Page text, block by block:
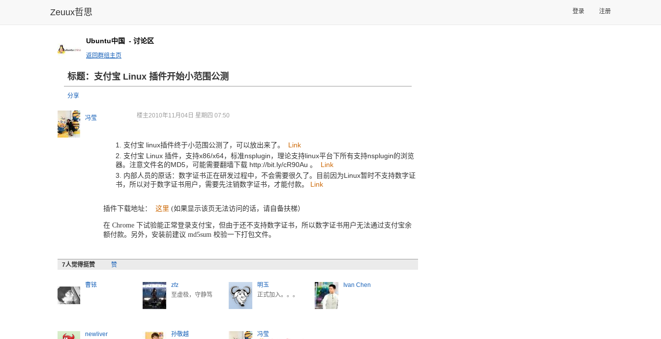
Zeuux哲思 登录 注册
Ubuntu中国 - 讨论区
返回群组主页
标题：支付宝 Linux 插件开始小范围公测
分享
冯莹 楼主2010年11月04日 星期四 07:50
支付宝 linux插件终于小范围公测了，可以放出来了。
Link
支付宝 Linux 插件，支持x86/x64，标准nsplugin，理论支持linux平台下所有支持nsplugin的浏览
器。注意文件名的MD5，可能需要翻墙下载 http://bit.ly/cR90Au 。 Link
内部人员的原话：数字证书正在研发过程中，不会需要很久了。目前因为Linux暂时不支持数字证
书，所以对于数字证书用户，需要先注销数字证书，才能付款。 Link
插件下载地址： 这里 (如果显示该页无法访问的话，请自备扶梯）
在 Chrome 下试验能正常登录支付宝，但由于还不支持数字证书，所以数字证书用户无法通过支付宝余
额付款。另外，安装前建议 md5sum 校验一下打包文件。
7人觉得挺赞 赞
曹铱
zfz
至虚极，守静笃
明玉
正式加入。。。
Ivan Chen
newliver
孙敬越
冯莹